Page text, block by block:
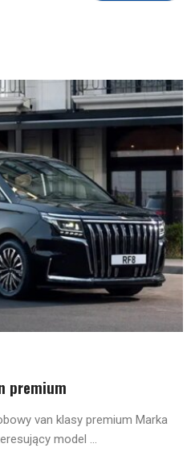
premium
van klasy premium Marka
model ...